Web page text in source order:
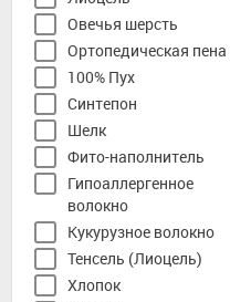
Овечья шерсть
Ортопедическая пена
100% Пух
Синтепон
Шелк
Фито-наполнитель
Гипоаллергенное
волокно
Кукурузное волокно
Тенсель (Лиоцель)
Хлопок